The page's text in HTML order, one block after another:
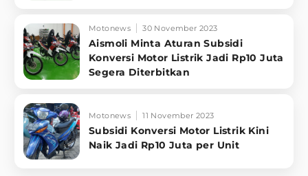
Motonews 30 November 2023
Aismoli Minta Aturan Subsidi
Konversi Motor Listrik Jadi Rp10 Juta
Segera Diterbitkan
Motonews 11 November 2023
Subsidi Konversi Motor Listrik Kini
Naik Jadi Rp10 Juta per Unit